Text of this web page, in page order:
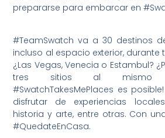
prepararse para embarcar en
#TeamSwatch va a 30 destinos
incluso al espacio exterior, durante
¿Las Vegas, Venecia o Estambul?
tres sitios al mismo
#SwatchTakesMePlaces es
disfrutar de experiencias
historia y arte, entre otras. Con
#QuedateEnCasa.